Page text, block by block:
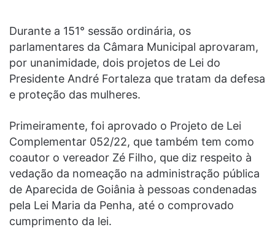
Durante a 151° sessão ordinária, os
parlamentares da Câmara Municipal aprovaram,
por unanimidade, dois projetos de Lei do
Presidente André Fortaleza que tratam da defesa
e proteção das mulheres.
Primeiramente, foi aprovado o Projeto de Lei
Complementar 052/22, que também tem como
coautor o vereador Zé Filho, que diz respeito à
vedação da nomeação na administração pública
de Aparecida de Goiânia à pessoas condenadas
pela Lei Maria da Penha, até o comprovado
cumprimento da lei.